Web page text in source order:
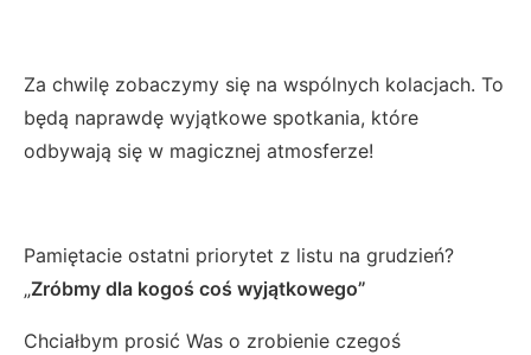
Za chwilę zobaczymy się na wspólnych kolacjach. To
będą naprawdę wyjątkowe spotkania, które
odbywają się w magicznej atmosferze!
Pamiętacie ostatni priorytet z listu na grudzień?
„Zróbmy dla kogoś coś wyjątkowego”
Chciałbym prosić Was o zrobienie czegoś